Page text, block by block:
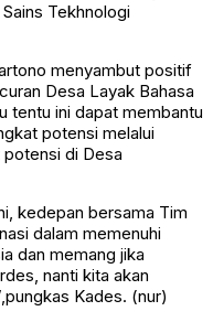
Tekhnologi
menyambut positif
Desa Layak Bahasa
tentu ini dapat membantu
potensi melalui
di Desa
kedepan bersama Tim
dalam memenuhi
dan memang jika
nanti kita akan
Kades. (nur)